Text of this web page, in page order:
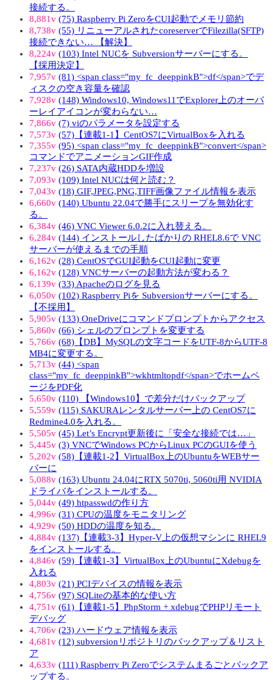
接続する。
8,881v (75) Raspberry Pi ZeroをCUI起動でメモリ節約
8,738v (55) リニューアルされたcoreserverでFilezilla(SFTP)
接続できない… 【解決】
8,224v (103) Intel NUCを Subversionサーバーにする。
【採用決定】
7,957v (81) <span class="my_fc_deeppinkB">df</span>でデ
ィスクの空き容量を確認
7,928v (148) Windows10, Windows11でExplorer上のオーバ
ーレイアイコンが変わらない…
7,866v (7) viのパラメータを設定する
7,573v (57)【連載1-1】CentOS7にVirtualBoxを入れる
7,355v (95) <span class="my_fc_deeppinkB">convert</span>
コマンドでアニメーションGIF作成
7,237v (26) SATA内蔵HDDを増設
7,093v (109) Intel NUCは何と読む？
7,043v (18) GIF,JPEG,PNG,TIFF画像ファイル情報を表示
6,660v (140) Ubuntu 22.04で勝手にスリープを無効化す
る。
6,384v (46) VNC Viewer 6.0.2に入れ替える。
6,284v (144) インストールしたばかりの RHEL8.6で VNC
サーバーが使えるまでの手順
6,162v (28) CentOSでGUI起動をCUI起動に変更
6,162v (128) VNCサーバーの起動方法が変わる？
6,139v (33) Apacheのログを見る
6,050v (102) Raspberry Piを Subversionサーバーにする。
【不採用】
5,905v (133) OneDriveにコマンドプロンプトからアクセス
5,860v (66) シェルのプロンプトを変更する
5,766v (68)【DB】MySQLの文字コードをUTF-8からUTF-8
MB4に変更する。
5,713v (44) <span
class="my_fc_deeppinkB">wkhtmltopdf</span>でホームペ
ージをPDF化
5,650v (110) 【Windows10】で差分だけバックアップ
5,559v (115) SAKURAレンタルサーバー上の CentOS7に
Redmine4.0を入れる。
5,505v (45) Let’s Encrypt更新後に「安全な接続では…」
5,445v (3) VNCでWindows PCからLinux PCのGUIを使う
5,202v (58)【連載1-2】VirtualBox上のUbuntuをWEBサー
バーに
5,088v (163) Ubuntu 24.04にRTX 5070ti, 5060ti用 NVIDIA
ドライバをインストールする。
5,044v (49) htpasswdの作り方
4,996v (31) CPUの温度をモニタリング
4,929v (50) HDDの温度を知る。
4,884v (137)【連載3-3】Hyper-V上の仮想マシンに RHEL9
をインストールする。
4,846v (59)【連載1-3】VirtualBox上のUbuntuにXdebugを
入れる
4,803v (21) PCIデバイスの情報を表示
4,756v (97) SQLiteの基本的な使い方
4,751v (61)【連載1-5】PhpStorm + xdebugでPHPリモート
デバッグ
4,706v (23) ハードウェア情報を表示
4,681v (12) subversionリポジトリのバックアップ＆リスト
ア
4,633v (111) Raspberry Pi Zeroでシステムまるごとバックア
ップする。